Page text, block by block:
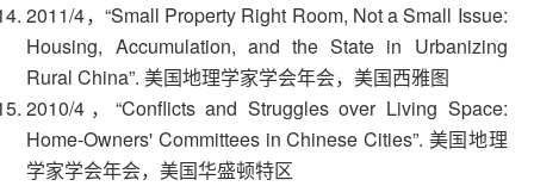
2011/4，“Small Property Right Room, Not a Small Issue:
Housing, Accumulation, and the State in Urbanizing
Rural China”. 美国地理学家学会年会，美国西雅图
2010/4，“Conflicts and Struggles over Living Space:
Home-Owners' Committees in Chinese Cities”. 美国地理
学家学会年会，美国华盛顿特区